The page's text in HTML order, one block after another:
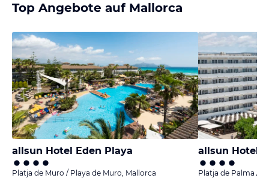
Top Angebote auf Mallorca
allsun Hotel Eden Playa
Platja de Muro / Playa de Muro, Mallorca
allsun Hotel
Platja de Palma /